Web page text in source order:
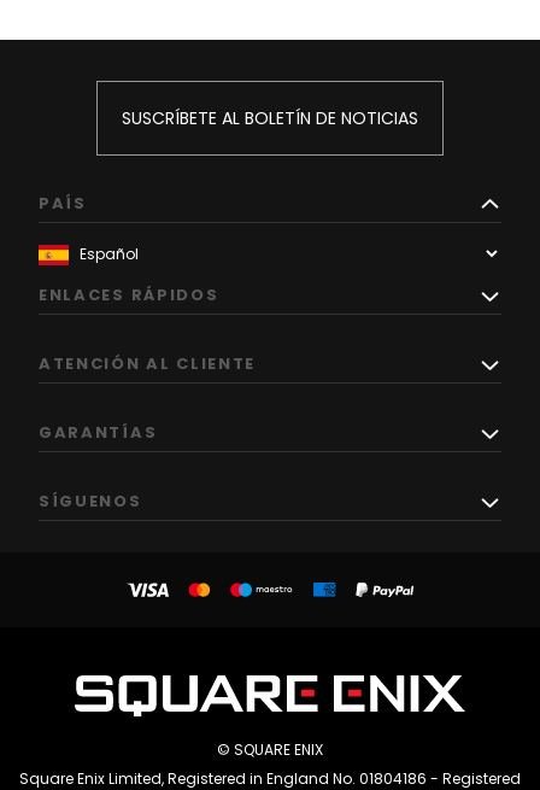
SUSCRÍBETE AL BOLETÍN DE NOTICIAS
PAÍS
ENLACES RÁPIDOS
ATENCIÓN AL CLIENTE
GARANTÍAS
SÍGUENOS
© SQUARE ENIX
Square Enix Limited, Registered in England No. 01804186 - Registered